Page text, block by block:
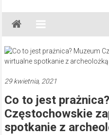
Gazeta
Regionalna
Częstochowa,
Kłobuck,
Myszków
29 kwietnia, 2021
Co to jest
Częstochowskie
spotkanie z